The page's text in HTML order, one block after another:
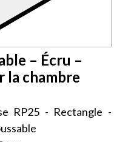
– Écru –
la chambre
RP25 - Rectangle -